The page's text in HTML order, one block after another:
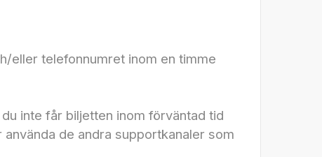
eller telefonnumret inom en timme
inte får biljetten inom förväntad tid
de andra supportkanaler som